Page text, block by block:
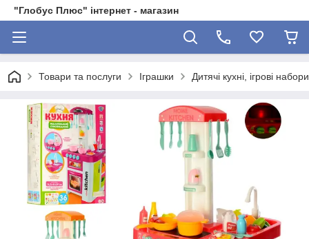
"Глобус Плюс" інтернет - магазин
Товари та послуги Іграшки Дитячі кухні, ігрові